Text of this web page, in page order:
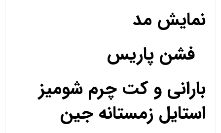
نمایش مد
فشن پاریس
بارانی و کت چرم شومیز
استایل زمستانه جین